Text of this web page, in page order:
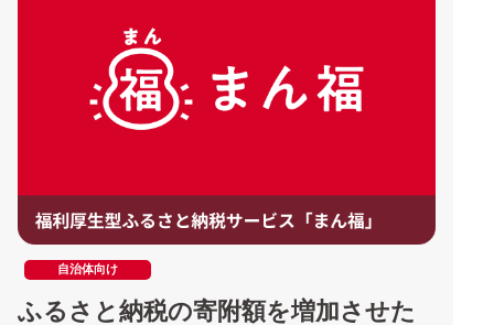
自治体向け
ふるさと納税の寄附額を増加させた